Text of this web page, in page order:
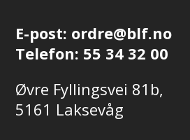
E-post: ordre@blf.no
Telefon: 55 34 32 00
Øvre Fyllingsvei 81b,
5161 Laksevåg